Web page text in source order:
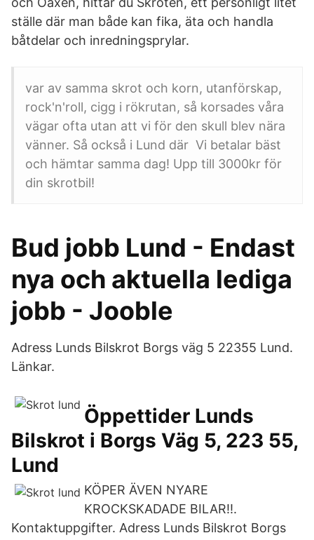
ställe där man både kan fika, äta och handla
båtdelar och inredningsprylar.
var av samma skrot och korn, utanförskap,
rock'n'roll, cigg i rökrutan, så korsades våra
vägar ofta utan att vi för den skull blev nära
vänner. Så också i Lund där Vi betalar bäst
och hämtar samma dag! Upp till 3000kr för
din skrotbil!
Bud jobb Lund - Endast
nya och aktuella lediga
jobb - Jooble
Adress Lunds Bilskrot Borgs väg 5 22355 Lund.
Länkar.
Öppettider Lunds
Bilskrot i Borgs Väg 5, 223 55,
Lund
KÖPER ÄVEN NYARE
KROCKSKADADE BILAR!!​. ​
Kontaktuppgifter. Adress Lunds Bilskrot Borgs